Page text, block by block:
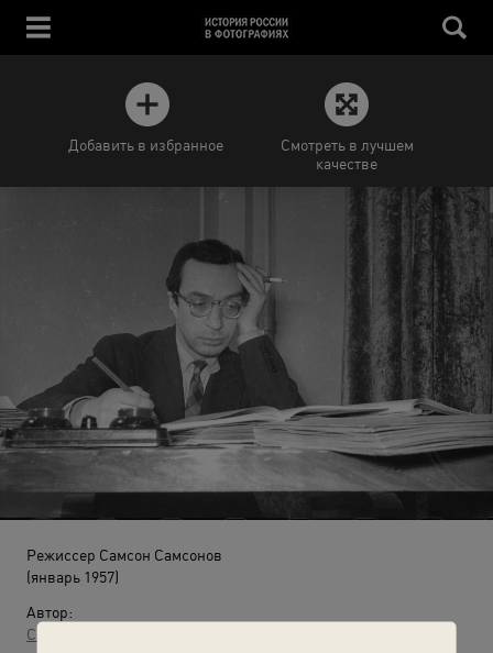
Добавить в избранное
Смотреть в лучшем
качестве
Режиссер Самсон Самсонов
(январь 1957)
Автор:
Семен Мишин-Моргенштерн